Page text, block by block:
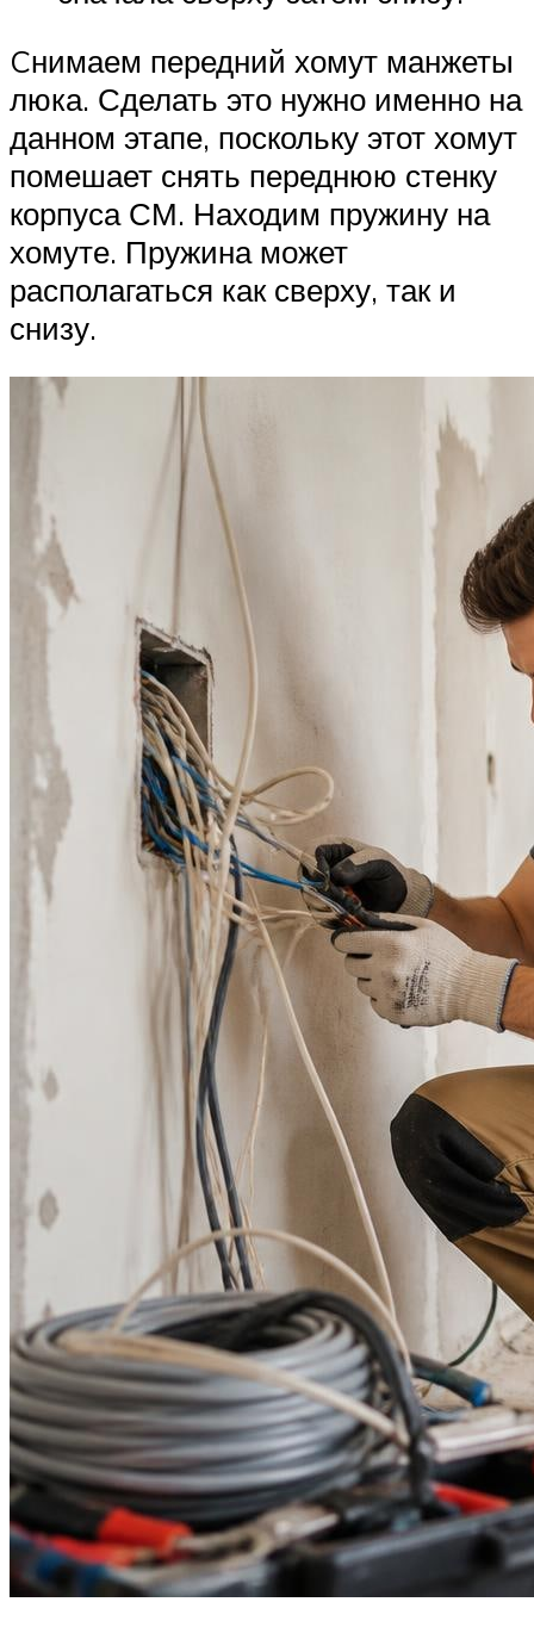
Cнимаем передний хомут манжеты
люка. Сделать это нужно именно на
данном этапе, поскольку этот хомут
помешает снять переднюю стенку
корпуса СМ. Находим пружину на
хомуте. Пружина может
располагаться как сверху, так и
снизу.